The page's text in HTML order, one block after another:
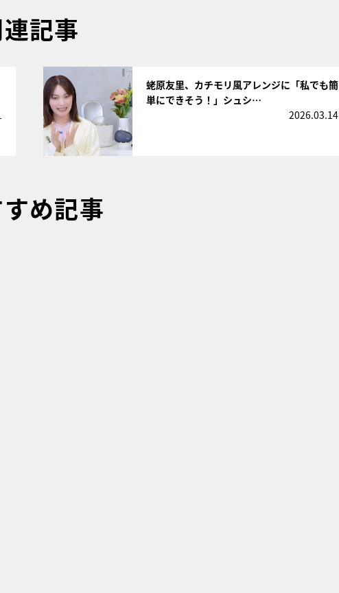
記事
蛯原友里、カチモリ風アレンジに「私でも簡
単にできそう！」シュシ…
2026.03.14
め記事